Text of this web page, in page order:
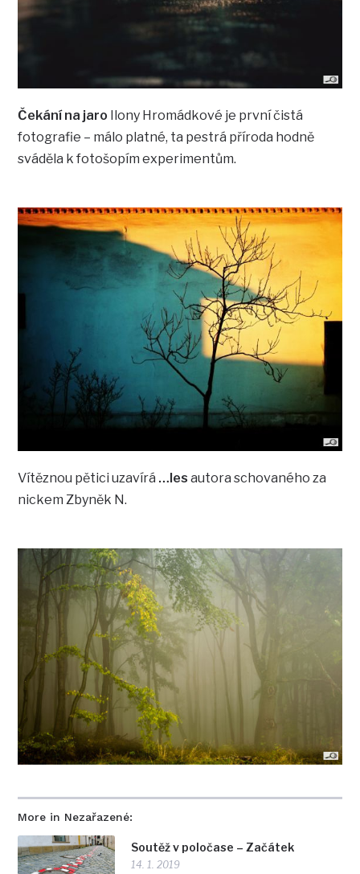
More in Nezařazené:
Soutěž v poločase – Začátek
14. 1. 2019
Čekání na jaro Ilony Hromádkové je první čistá
fotografie – málo platné, ta pestrá příroda hodně
sváděla k fotošopím experimentům.
Vítěznou pětici uzavírá …les autora schovaného za
nickem Zbyněk N.